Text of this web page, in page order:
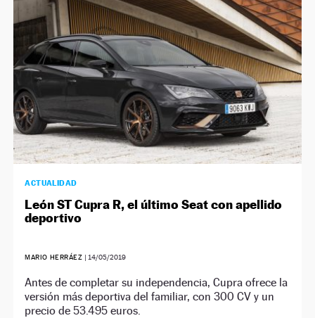
ACTUALIDAD
León ST Cupra R, el último Seat con apellido
deportivo
MARIO HERRÁEZ | 14/05/2019
Antes de completar su independencia, Cupra ofrece la
versión más deportiva del familiar, con 300 CV y un
precio de 53.495 euros.